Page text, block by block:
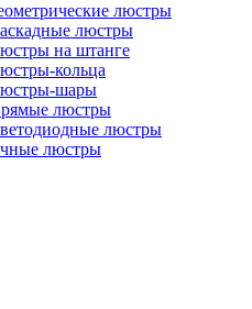
люстры
люстры
на штанге
кольца
шары
люстры
люстры
люстры